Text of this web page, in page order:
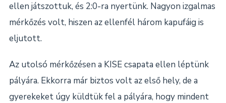
ellen játszottuk, és 2:0-ra nyertünk. Nagyon izgalmas
mérkőzés volt, hiszen az ellenfél három kapufáig is
eljutott.
Az utolsó mérkőzésen a KISE csapata ellen léptünk
pályára. Ekkorra már biztos volt az első hely, de a
gyerekeket úgy küldtük fel a pályára, hogy mindent